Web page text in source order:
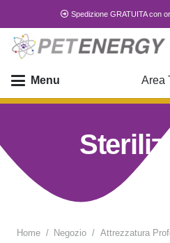
Spedizione GRATUITA con
Menu Area
Home / Negozio / Attrezzatura